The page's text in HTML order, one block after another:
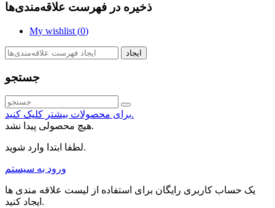
ذخیره در فهرست علاقه‌مندی‌ها
My wishlist (0)
ایجاد
جستجو
برای محصولات بیشتر کلیک کنید.
هیچ محصولی پیدا نشد.
لطفا ابتدا وارد شوید.
ورود به سیستم
یک حساب کاربری رایگان برای استفاده از لیست علاقه مندی ها
ایجاد کنید.